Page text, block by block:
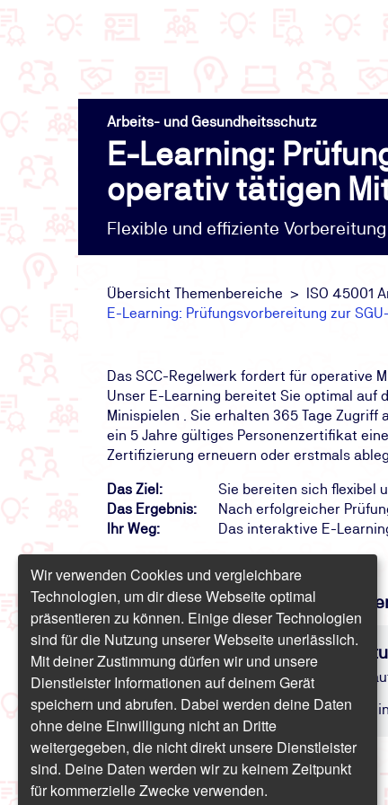
Arbeits- und Gesundheitsschutz
E-Learning:
operativ tätigen
Flexible und effiziente
Übersicht Themenbereiche
ISO 45001
E-Learning: Prüfungsvorbereitung zur
Das SCC-Regelwerk fordert für operative
Unser E-Learning bereitet Sie optimal auf
Minispielen . Sie erhalten 365 Tage
ein 5 Jahre gültiges Personenzertifikat
Zertifizierung erneuern oder erstmals
Das Ziel:
Sie bereiten sich flexibel
Das Ergebnis:
Nach erfolgreicher
Ihr Weg:
Das interaktive E-
Finden Sie freie Termine für das
E-Learning:
Flexible und effiziente Vorbereitung
E-Learning | 9 Stunden | ab 273,70 €
Wir verwenden Cookies und vergleichbare
Technologien, um dir diese Webseite optimal
präsentieren zu können. Einige dieser Technologien
sind für die Nutzung unserer Webseite unerlässlich.
Mit deiner Zustimmung dürfen wir und unsere
Dienstleister Informationen auf deinem Gerät
speichern und abrufen. Dabei werden deine Daten
ohne deine Einwilligung nicht an Dritte
weitergegeben, die nicht direkt unsere Dienstleister
sind. Deine Daten werden wir zu keinem Zeitpunkt
für kommerzielle Zwecke verwenden.